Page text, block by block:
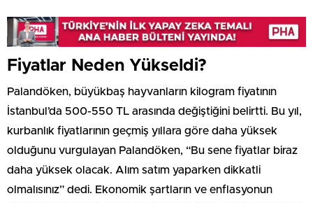
Fiyatlar Neden Yükseldi?
Palandöken, büyükbaş hayvanların kilogram fiyatının
İstanbul’da 500-550 TL arasında değiştiğini belirtti. Bu yıl,
kurbanlık fiyatlarının geçmiş yıllara göre daha yüksek
olduğunu vurgulayan Palandöken, “Bu sene fiyatlar biraz
daha yüksek olacak. Alım satım yaparken dikkatli
olmalısınız” dedi. Ekonomik şartların ve enflasyonun